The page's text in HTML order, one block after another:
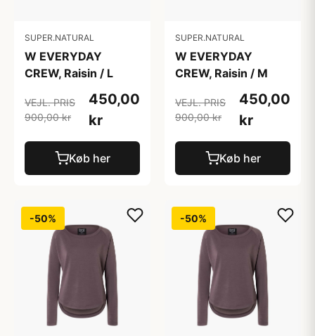
SUPER.NATURAL
W EVERYDAY
CREW, Raisin / L
VEJL. PRIS
900,00 kr
450,00
kr
Køb her
SUPER.NATURAL
W EVERYDAY
CREW, Raisin / M
VEJL. PRIS
900,00 kr
450,00
kr
Køb her
-50% -50%